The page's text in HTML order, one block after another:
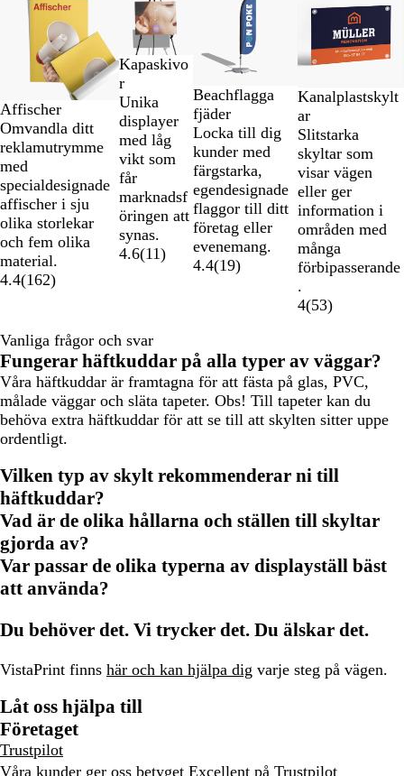
Affischer
Omvandla ditt
reklamutrymme
med
specialdesignade
affischer i sju
olika storlekar
och fem olika
material.
4.4(162)
Kapaskivo
r
Unika
displayer
med låg
vikt som
får
marknadsf
öringen att
synas.
4.6(11)
Beachflagga
fjäder
Locka till dig
kunder med
färgstarka,
egendesignade
flaggor till ditt
företag eller
evenemang.
4.4(19)
Kanalplastskylt
ar
Slitstarka
skyltar som
visar vägen
eller ger
information i
områden med
många
förbipasserande
.
4(53)
Vanliga frågor och svar
Fungerar häftkuddar på alla typer av väggar?
Våra häftkuddar är framtagna för att fästa på glas, PVC,
målade väggar och släta tapeter. Obs! Till tapeter kan du
behöva extra häftkuddar för att se till att skylten sitter uppe
ordentligt.
Vilken typ av skylt rekommenderar ni till
häftkuddar?
Vad är de olika hållarna och ställen till skyltar
gjorda av?
Var passar de olika typerna av displayställ bäst
att använda?
Du behöver det. Vi trycker det. Du älskar det.
VistaPrint finns här och kan hjälpa dig varje steg på vägen.
Låt oss hjälpa till
Företaget
Trustpilot
Våra kunder ger oss betyget Excellent på Trustpilot